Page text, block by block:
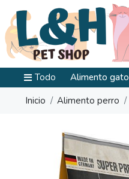
Todo Alimento gato
Inicio
Alimento perro